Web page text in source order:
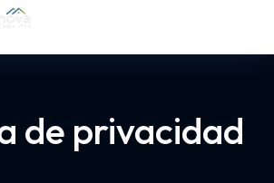
de privacidad